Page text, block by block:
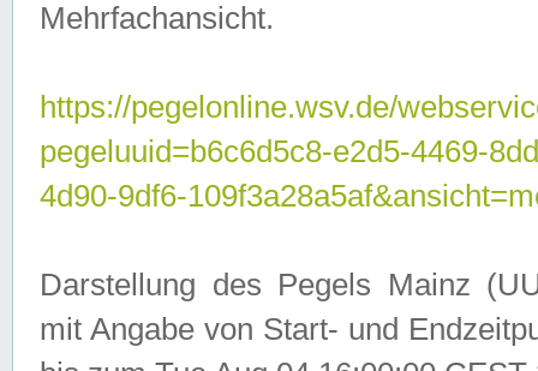
Mehrfachansicht.
https://pegelonline.wsv.de/
pegeluuid=b6c6d5c8-e2d5-4469-
4d90-9df6-
Darstellung des Pegels Mainz
mit Angabe von Start- und